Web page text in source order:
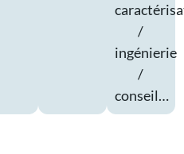
/
ingénierie
/
conseil…